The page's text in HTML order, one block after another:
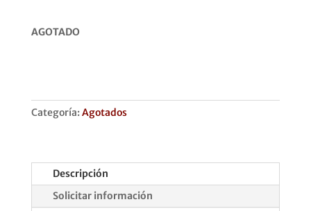
AGOTADO
Categoría:Agotados
Descripción
Solicitar información